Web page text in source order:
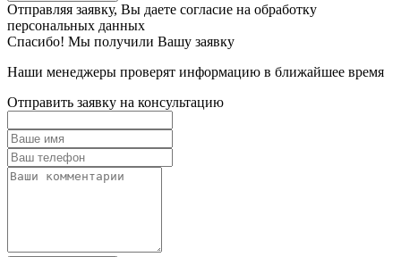
Отправляя заявку, Вы даете согласие на обработку
персональных данных
Спасибо! Мы получили Вашу заявку
Наши менеджеры проверят информацию в ближайшее время
Отправить заявку на консультацию